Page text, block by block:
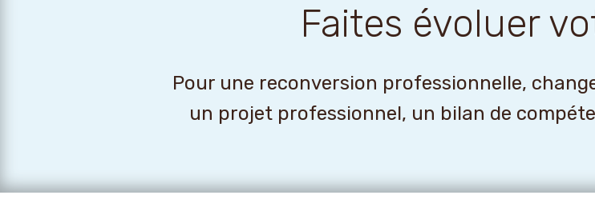
Faites évoluer
Pour une reconversion professionnelle,
un projet professionnel, un bilan de